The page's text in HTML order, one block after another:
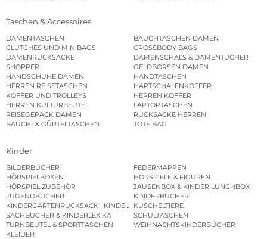
Taschen & Accessoires
DAMENTASCHEN
BAUCHTASCHEN DAMEN
CLUTCHES UND MINIBAGS
CROSSBODY BAGS
DAMENRUCKSÄCKE
DAMENSCHALS & DAMENTÜCHER
SHOPPER
GELDBÖRSEN DAMEN
HANDSCHUHE DAMEN
HANDTASCHEN
HERREN REISETASCHEN
HARTSCHALENKOFFER
KOFFER UND TROLLEYS
HERREN KOFFER
HERREN KULTURBEUTEL
LAPTOPTASCHEN
REISEGEPÄCK DAMEN
RUCKSÄCKE HERREN
BAUCH- & GÜRTELTASCHEN
TOTE BAG
Kinder
BILDERBÜCHER
FEDERMAPPEN
HÖRSPIELBOXEN
HÖRSPIELE & FIGUREN
HÖRSPIEL ZUBEHÖR
JAUSENBOX & KINDER LUNCHBOX
JUGENDBÜCHER
KINDERBÜCHER
KINDERGARTENRUCKSACK | KINDERGARTENBEUTEL
KUSCHELTIERE
SACHBÜCHER & KINDERLEXIKA
SCHULTASCHEN
TURNBEUTEL & SPORTTASCHEN
WEIHNACHTSKINDERBÜCHER
KLEIDER